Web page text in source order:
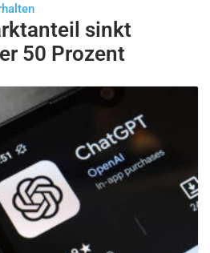
sinkt
50 Prozent